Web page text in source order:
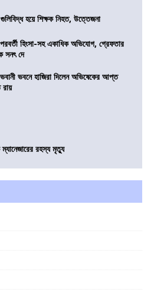
হয়ে শিক্ষক নিহত, উত্তেজনা
হিংসা-সহ একাধিক অভিযোগ, গ্রেফতার
সনৎ দে
ভবনে হাজিরা দিলেন অভিষেকের আপ্ত
রহস্য মৃত্যু